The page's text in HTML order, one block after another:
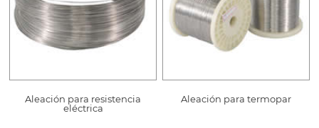
Aleación para resistencia
eléctrica
Aleación para termopar